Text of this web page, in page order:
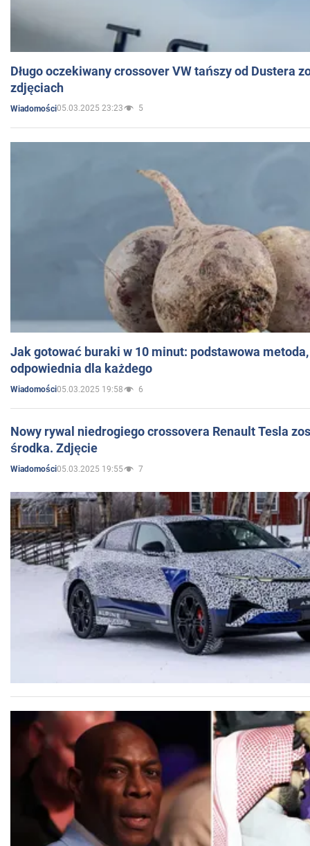
Długo oczekiwany crossover VW tańszy od Dustera
zdjęciach
Wiadomości05.03.2025 23:23 5
Jak gotować buraki w 10 minut: podstawowa
odpowiednia dla każdego
Wiadomości05.03.2025 19:58 6
Nowy rywal niedrogiego crossovera Renault Tesla
środka. Zdjęcie
Wiadomości05.03.2025 19:55 7